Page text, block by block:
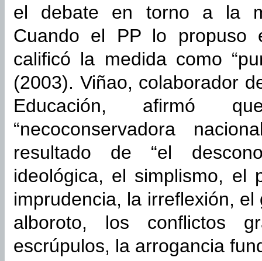
el debate en torno a la
Cuando el PP lo propuso
calificó la medida como
(2003). Viñao, colaborador
Educación, afirmó
“necoconservadora
resultado de “el
ideológica, el simplismo, el
imprudencia, la irreflexión,
alboroto, los conflictos
escrúpulos, la arrogancia